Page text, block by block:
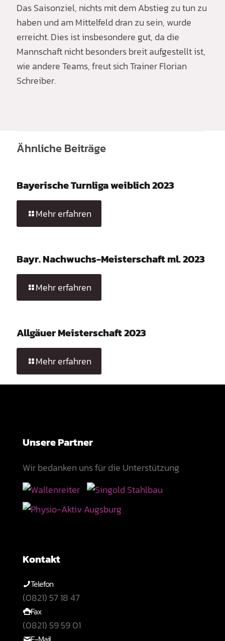
Das Saisonziel, nichts mit dem Abstieg zu tun zu
haben und am Mittelfeld dran zu sein, wurde
erreicht. Dies ist insbesondere gut, da die
Mannschaft nicht besonders breit aufgestellt ist,
wie andere Teams, freut sich Trainer Florian
Schreiber.
Ähnliche Beiträge
Bayerische Turnliga weiblich 2023
Mehr erfahren
Bayr. Nachwuchs-Meisterschaft ml. 2023
Mehr erfahren
Allgäuer Meisterschaft 2023
Mehr erfahren
Unsere Partner
Wir bedanken uns für die Unterstützung
Kontakt
Telefon
(0821) 57 18 47
Fax
(0821) 59 59 01